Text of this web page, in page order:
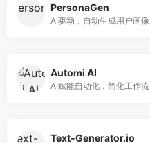
PersonaGen
AI驱动，自动生成用户画像
Automi AI
AI赋能自动化，简化工作流
Text-Generator.io